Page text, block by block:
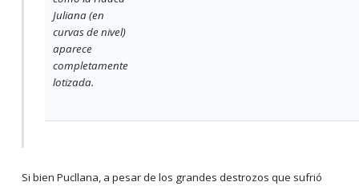
Juliana (en
curvas de nivel)
aparece
completamente
lotizada.
Si bien Pucllana, a pesar de los grandes destrozos que sufrió